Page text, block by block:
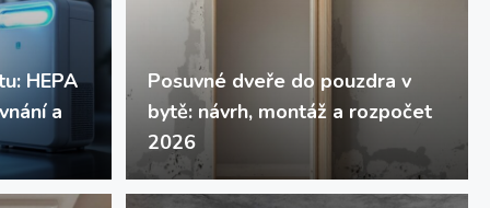
HEPA
a
Posuvné dveře do pouzdra v
bytě: návrh, montáž a rozpočet
2026